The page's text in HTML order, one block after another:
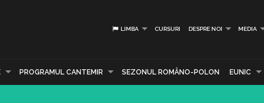
LIMBA CURSURI DESPRE NOI MEDIA
PROGRAMUL CANTEMIR SEZONUL ROMÂNO-POLON EUNIC